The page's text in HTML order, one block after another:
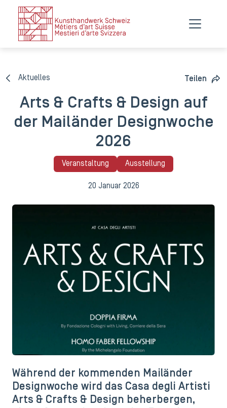
Aktuelles Teilen
Arts & Crafts & Design auf
der Mailänder Designwoche
2026
Veranstaltung Ausstellung
20 Januar 2026
Während der kommenden Mailänder
Designwoche wird das Casa degli Artisti
Arts & Crafts & Design beherbergen,